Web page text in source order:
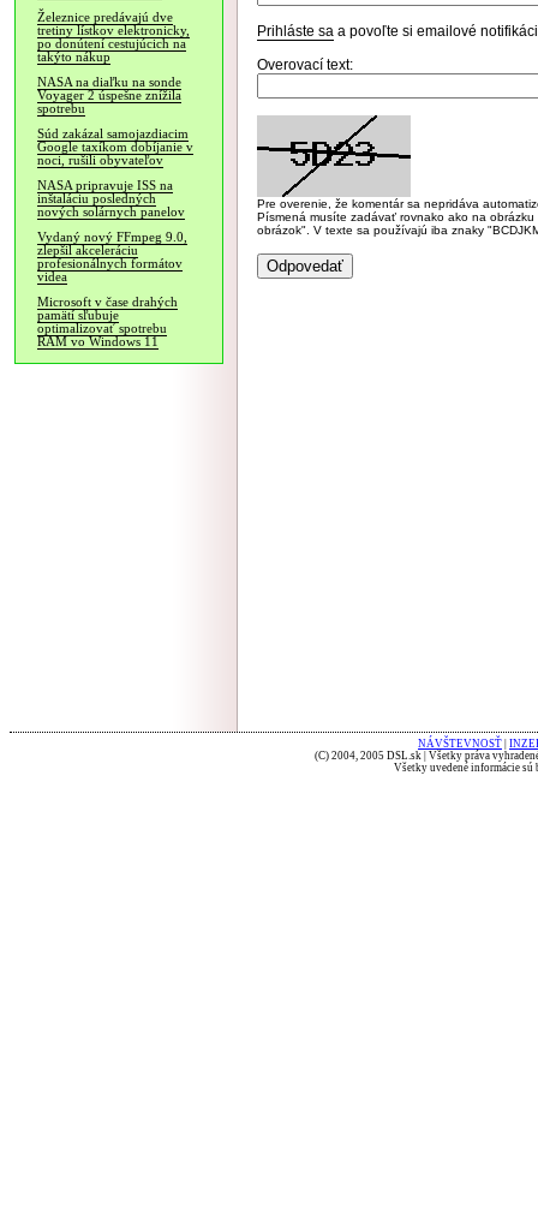
Železnice predávajú dve
tretiny lístkov elektronicky,
po donútení cestujúcich na
takýto nákup
NASA na diaľku na sonde
Voyager 2 úspešne znížila
spotrebu
Súd zakázal samojazdiacim
Google taxíkom dobíjanie v
noci, rušili obyvateľov
NASA pripravuje ISS na
inštaláciu posledných
nových solárnych panelov
Vydaný nový FFmpeg 9.0,
zlepšil akceleráciu
profesionálnych formátov
videa
Microsoft v čase drahých
pamätí sľubuje
optimalizovať spotrebu
RAM vo Windows 11
Prihláste sa a povoľte si emailové
Overovací text:
Pre overenie, že komentár sa nepridáva
Písmená musíte zadávať rovnako ako na
obrázok". V texte sa používajú iba znaky
NÁVŠTEVNOSŤ
(C) 2004, 2005 DSL.sk | Všetky práva
Všetky uvedené informácie sú